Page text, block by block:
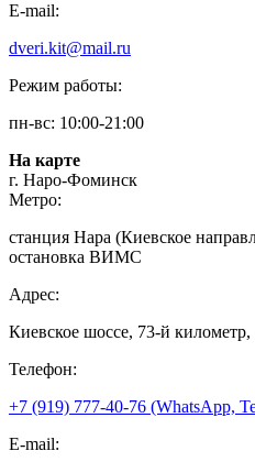
E-mail:
dveri.kit@mail.ru
Режим работы:
пн-вс: 10:00-21:00
На карте
г. Наро-Фоминск
Метро:
станция Нара (Киевское
остановка ВИМС
Адрес:
Киевское шоссе, 73-й километр,
Телефон:
+7 (919) 777-40-76 (WhatsApp,
E-mail: